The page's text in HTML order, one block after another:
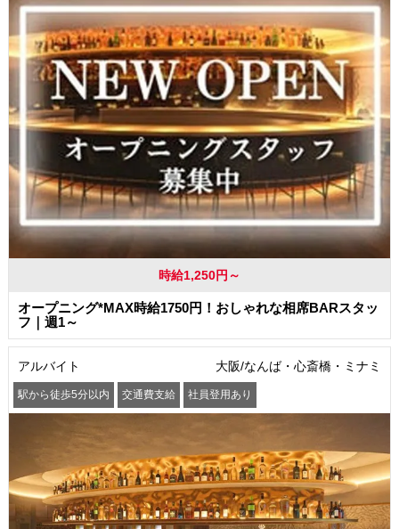
時給1,250円～
オープニング*MAX時給1750円！おしゃれな相席BARスタッ
フ｜週1～
アルバイト 大阪/なんば・心斎橋・ミナミ
駅から徒歩5分以内 交通費支給 社員登用あり